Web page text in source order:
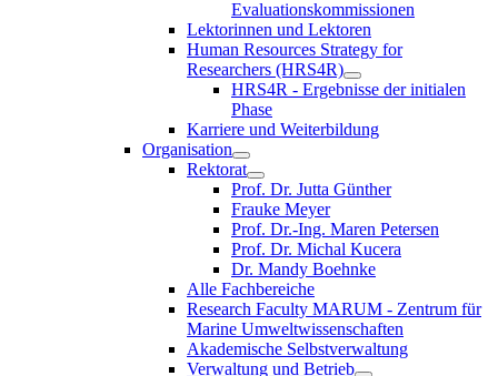
Evaluationskommissionen
Lektorinnen und Lektoren
Human Resources Strategy for
Researchers (HRS4R)
HRS4R - Ergebnisse der initialen
Phase
Karriere und Weiterbildung
Organisation
Rektorat
Prof. Dr. Jutta Günther
Frauke Meyer
Prof. Dr.-Ing. Maren Petersen
Prof. Dr. Michal Kucera
Dr. Mandy Boehnke
Alle Fachbereiche
Research Faculty MARUM - Zentrum für
Marine Umweltwissenschaften
Akademische Selbstverwaltung
Verwaltung und Betrieb